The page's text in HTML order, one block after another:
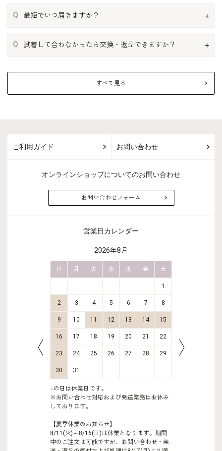
Q 最短でいつ届きますか？
Q 試着して合わなかったら交換・返品できますか？
すべて見る
ご利用ガイド お問い合わせ
オンラインショップについてのお問い合わせ
お問い合わせフォーム
営業日カレンダー
2026年8月
日 月 火 水 木 金 土
1
2 3 4 5 6 7 8
9 10 11 12 13 14 15
16 17 18 19 20 21 22
23 24 25 26 27 28 29
30 31
■の日は休業日です。
※お問い合わせ対応および発送業務はお休み
しております。
【夏季休業のお知らせ】
8/11(火)～8/16(日)は休業となります。期間
中のご注文は可能ですが、お問い合わせ・発